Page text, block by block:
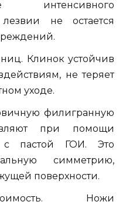
интенсивного
не остается
Клинок устойчив
не теряет
уходе.
филигранную
при помощи
с пастой ГОИ. Это
симметрию,
поверхности.
Ножи